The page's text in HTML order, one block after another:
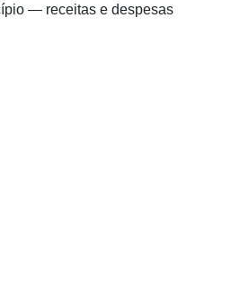
— receitas e despesas